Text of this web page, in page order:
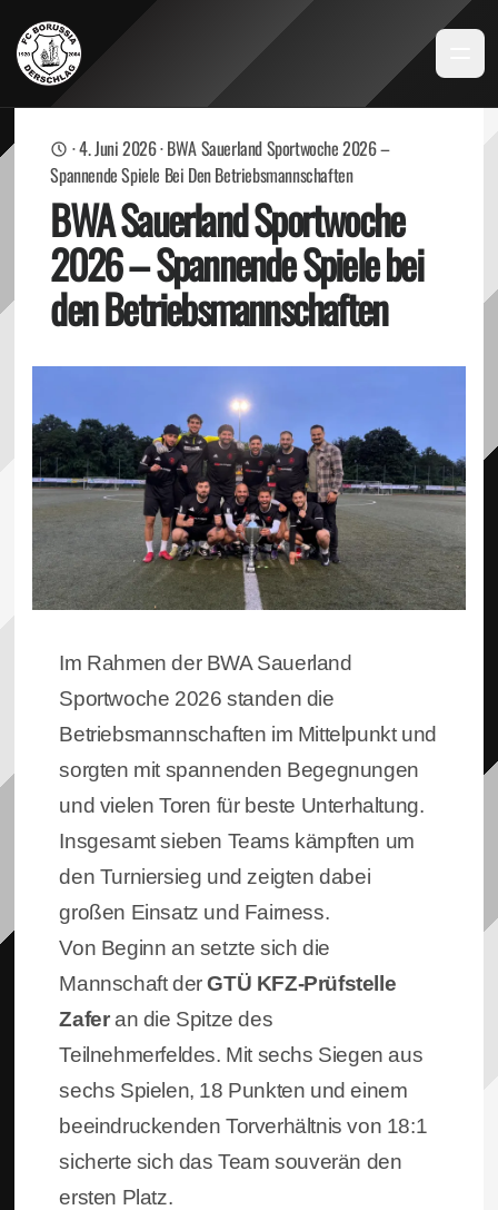
·4. Juni 2026·BWA Sauerland Sportwoche 2026 –
Spannende Spiele Bei Den Betriebsmannschaften
BWA Sauerland Sportwoche
2026 – Spannende Spiele bei
den Betriebsmannschaften
Im Rahmen der BWA Sauerland
Sportwoche 2026 standen die
Betriebsmannschaften im Mittelpunkt und
sorgten mit spannenden Begegnungen
und vielen Toren für beste Unterhaltung.
Insgesamt sieben Teams kämpften um
den Turniersieg und zeigten dabei
großen Einsatz und Fairness.
Von Beginn an setzte sich die
Mannschaft derGTÜ KFZ-Prüfstelle
Zaferan die Spitze des
Teilnehmerfeldes. Mit sechs Siegen aus
sechs Spielen, 18 Punkten und einem
beeindruckenden Torverhältnis von 18:1
sicherte sich das Team souverän den
ersten Platz.